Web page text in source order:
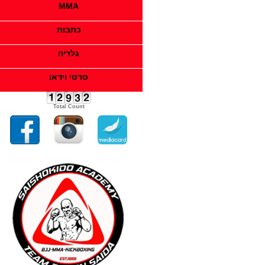
ברכות חמות לכל הזוכים בתחרויות.
ברכות חמות לכל החניכים החדשים
שהצטרפו למשפחתנו
אוססס
חניכים והורים יקרים ברכות חמות
לזוכים בתחרות השנתית עצם
ההשתתפות בתחרות היא הניצחון
הסמינר השנתי יתקיים בחודש אוגוסט
במשך שלושה ימים
עדכון בהמשך
MMA
כתבות
גלריה
סרטי וידאו
Total Count